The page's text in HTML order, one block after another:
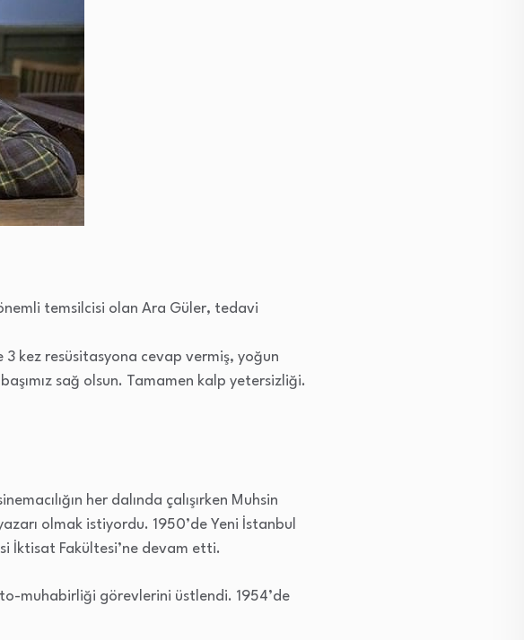
temsilcisi olan Ara Güler, tedavi
3 kez resüsitasyona cevap vermiş, yoğun
sağ olsun. Tamamen kalp yetersizliği.
her dalında çalışırken Muhsin
olmak istiyordu. 1950’de Yeni İstanbul
İktisat Fakültesi’ne devam etti.
muhabirliği görevlerini üstlendi. 1954’de